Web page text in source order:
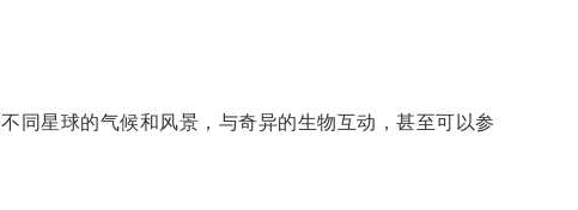
星球的气候和风景，与奇异的生物互动，甚至可以参